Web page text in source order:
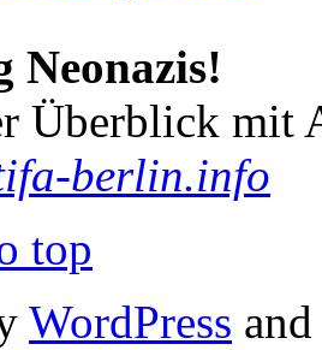
Neonazis!
Überblick mit
berlin.info
top
WordPress